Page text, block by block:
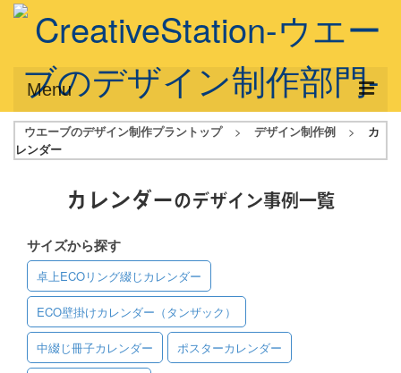
Menu
サービス概要
デザインアシスト
フルデザイン
データ修正
写真からイラスト作成
デザイン制作例
ウエーブのデザイン制作プラントップ > デザイン制作例 >
カ
レンダー
カレンダーのデザイン事例一覧
サイズから探す
卓上ECOリング綴じカレンダー
ECO壁掛けカレンダー（タンザック）
中綴じ冊子カレンダー ポスターカレンダー